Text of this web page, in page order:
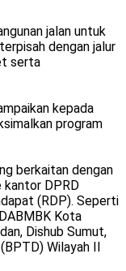
jalan untuk
dengan jalur
serta
kepada
program
berkaitan dengan
kantor DPRD
(RDP). Seperti
Kota
Dishub Sumut,
Wilayah II